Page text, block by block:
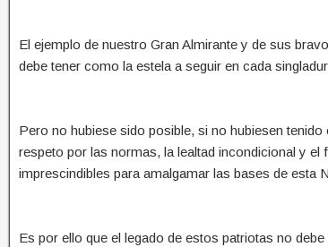
El ejemplo de nuestro Gran Almirante y de sus
debe tener como la estela a seguir en cada
Pero no hubiese sido posible, si no hubiesen
respeto por las normas, la lealtad incondicional y
imprescindibles para amalgamar las bases de esta
Es por ello que el legado de estos patriotas no